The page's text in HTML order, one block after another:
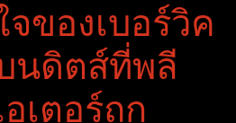
จของเบอร์วิค
นดิตส์ที่พลี
เตอร์ถูก